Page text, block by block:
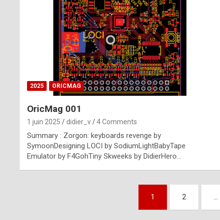
2025 ORICMAG
OricMag 001
1 juin 2025 didier_v 4 Comments
Summary : Zorgon: keyboards revenge by
SymoonDesigning LOCI by SodiumLightBabyTape
Emulator by F4GohTiny Skweeks by DidierHero…
1 2 …